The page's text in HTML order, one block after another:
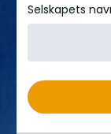
Selskapets